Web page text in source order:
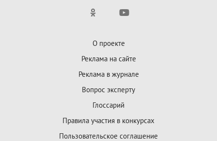
О проекте
Реклама на сайте
Реклама в журнале
Вопрос эксперту
Глоссарий
Правила участия в конкурсах
Пользовательское соглашение